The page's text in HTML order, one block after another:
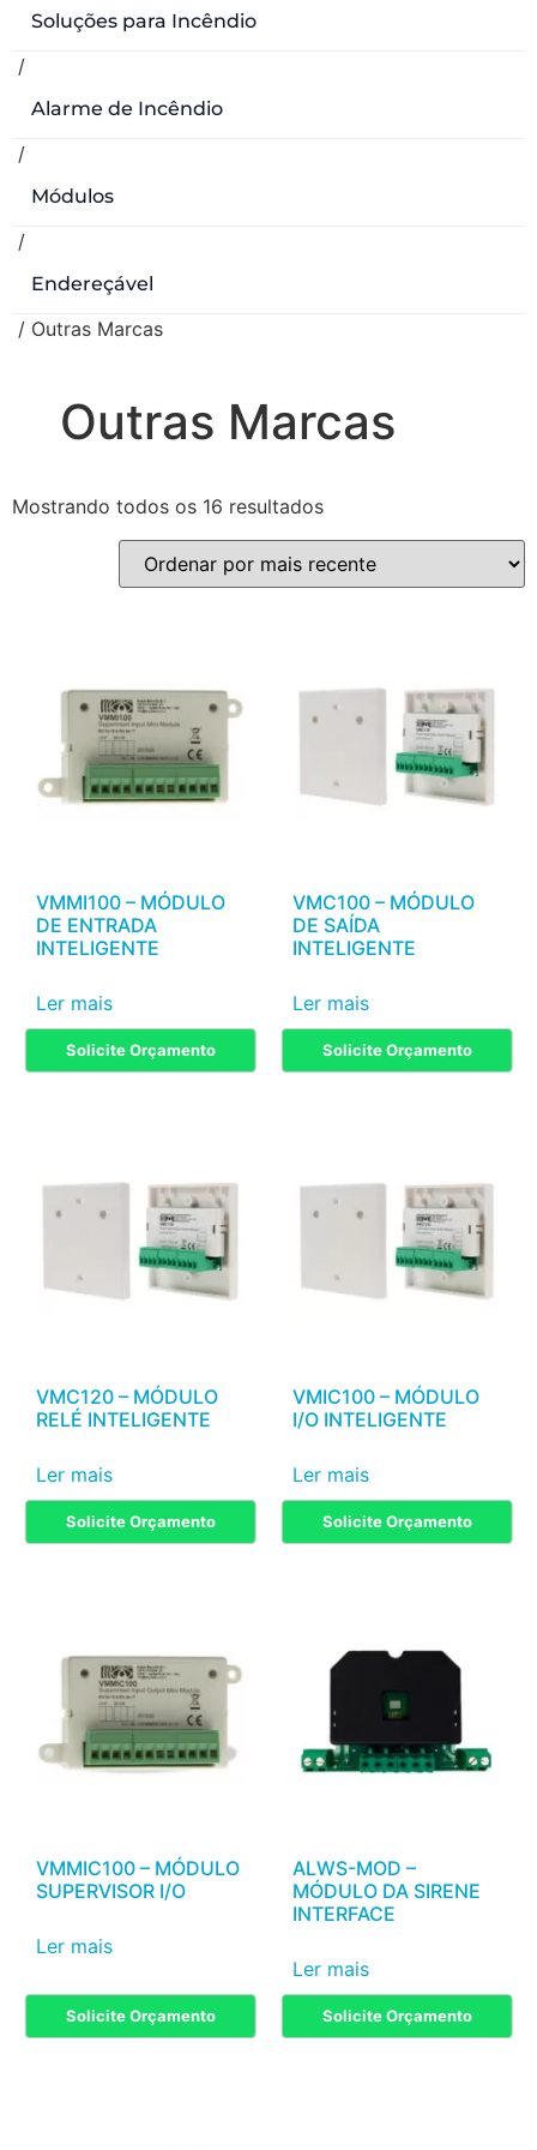
Soluções para Incêndio
/
Alarme de Incêndio
/
Módulos
/
Endereçável
/ Outras Marcas
Outras Marcas
Mostrando todos os 16 resultados
VMMI100 – MÓDULO
DE ENTRADA
INTELIGENTE
Solicite Orçamento
Ler mais
VMC100 – MÓDULO
DE SAÍDA
INTELIGENTE
Solicite Orçamento
Ler mais
VMC120 – MÓDULO
RELÉ INTELIGENTE
Solicite Orçamento
Ler mais
VMIC100 – MÓDULO
I/O INTELIGENTE
Solicite Orçamento
Ler mais
VMMIC100 – MÓDULO
SUPERVISOR I/O
Solicite Orçamento
Ler mais
ALWS-MOD –
MÓDULO DA SIRENE
INTERFACE
Solicite Orçamento
Ler mais